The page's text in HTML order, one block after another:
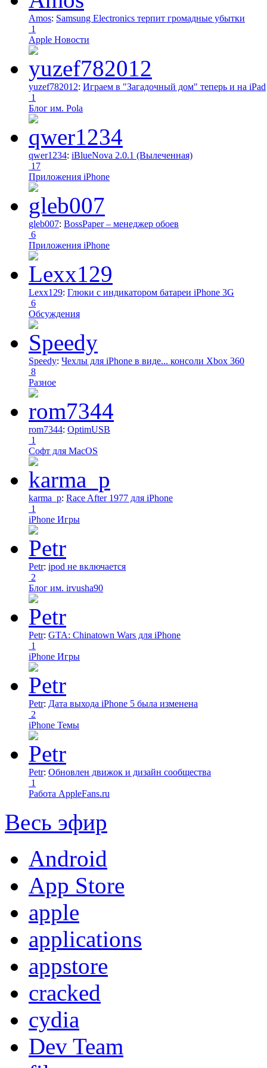
Amos: Samsung Electronics терпит громадные убытки
1
Apple Новости
yuzef782012: Играем в "Загадочный дом" теперь и на iPad
1
Блог им. Pola
qwer1234: iBlueNova 2.0.1 (Вылеченная)
17
Приложения iPhone
gleb007: BossPaper – менеджер обоев
6
Приложения iPhone
Lexx129: Глюки с индикатором батареи iPhone 3G
6
Обсуждения
Speedy: Чехлы для iPhone в виде... консоли Xbox 360
8
Разное
rom7344: OptimUSB
1
Софт для MacOS
karma_p: Race After 1977 для iPhone
1
iPhone Игры
Petr: ipod не включается
2
Блог им. irvusha90
Petr: GTA: Chinatown Wars для iPhone
1
iPhone Игры
Petr: Дата выхода iPhone 5 была изменена
2
iPhone Темы
Petr: Обновлен движок и дизайн сообщества
1
Работа AppleFans.ru
Весь эфир
Android
App Store
apple
applications
appstore
cracked
cydia
Dev Team